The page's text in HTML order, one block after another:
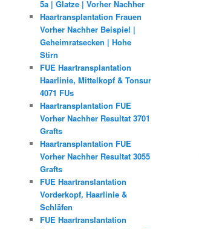
5a | Glatze | Vorher Nachher
Haartransplantation Frauen
Vorher Nachher Beispiel |
Geheimratsecken | Hohe
Stirn
FUE Haartransplantation
Haarlinie, Mittelkopf & Tonsur
4071 FUs
Haartransplantation FUE
Vorher Nachher Resultat 3701
Grafts
Haartransplantation FUE
Vorher Nachher Resultat 3055
Grafts
FUE Haartranslantation
Vorderkopf, Haarlinie &
Schläfen
FUE Haartranslantation